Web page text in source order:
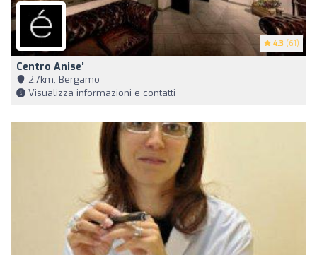
4.3 (61)
Centro Anise’
2,7km, Bergamo
Visualizza informazioni e contatti